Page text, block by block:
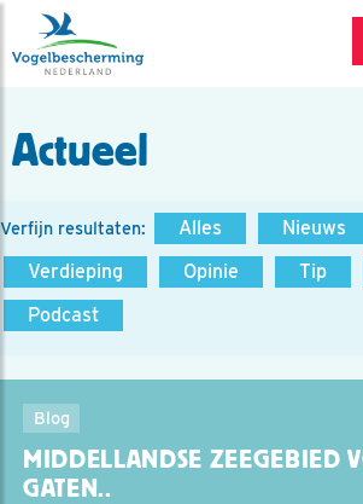
Actueel
Verfijn resultaten: Alles Nieuws
Verdieping
Opinie Tip
Podcast
Blog
MIDDELLANDSE ZEEGEBIED
GATEN..